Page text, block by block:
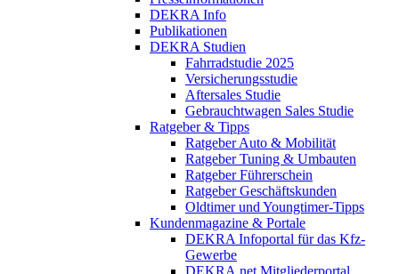
DEKRA Info
Publikationen
DEKRA Studien
Fahrradstudie 2025
Versicherungsstudie
Aftersales Studie
Gebrauchtwagen Sales Studie
Ratgeber & Tipps
Ratgeber Auto & Mobilität
Ratgeber Tuning & Umbauten
Ratgeber Führerschein
Ratgeber Geschäftskunden
Oldtimer und Youngtimer-Tipps
Kundenmagazine & Portale
DEKRA Infoportal für das Kfz-
Gewerbe
DEKRA.net Mitgliederportal